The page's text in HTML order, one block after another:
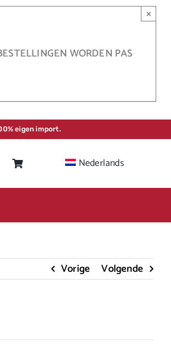
WORDEN PAS
×
eigen import.
Nederlands
Vorige Volgende